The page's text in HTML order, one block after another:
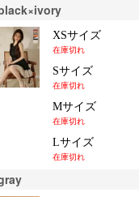
XSサイズ
在庫切れ
Sサイズ
在庫切れ
Mサイズ
在庫切れ
Lサイズ
在庫切れ